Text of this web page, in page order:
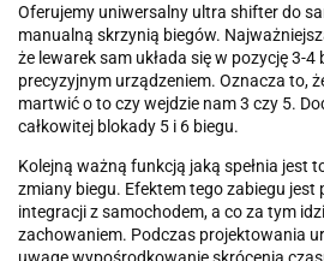
Oferujemy uniwersalny ultra shifter do
manualną skrzynią biegów.
że lewarek sam układa się w pozycję 3-
precyzyjnym urządzeniem. Oznacza to,
martwić o to czy wejdzie nam 3 czy 5.
całkowitej blokady 5 i 6 biegu.
Kolejną ważną funkcją jaką spełnia jest
zmiany biegu. Efektem tego zabiegu jest
integracji z samochodem, a co za tym
zachowaniem. Podczas projektowania
uwagę wypośrodkowanie skrócenia